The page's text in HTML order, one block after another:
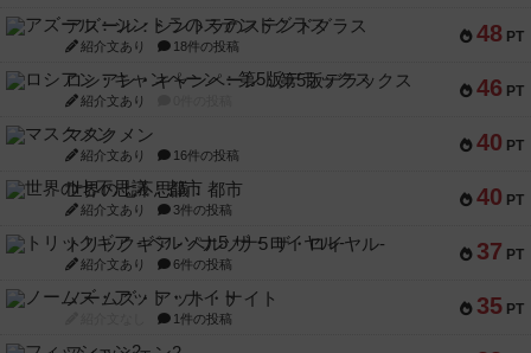
48 PT
アズール：シントラのステンドグラス
紹介文あり 18件の投稿
46 PT
ロシアン・キャンペーン：第5版デラックス
紹介文あり
40 PT
マスクメン
紹介文あり 16件の投稿
40 PT
世界の七不思議：都市
紹介文あり 3件の投稿
37 PT
トリックギア - ペルソナ5 ザ・ロイヤル-
紹介文あり 6件の投稿
35 PT
ノームズ・アット・ナイト
1件の投稿